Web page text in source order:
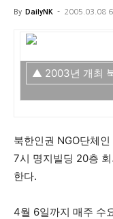
By DailyNK - 2005.03.08
▲ 2003년 개최
북한인권 NGO단체
7시 명지빌딩 20층 회
한다.
4월 6일까지 매주 수